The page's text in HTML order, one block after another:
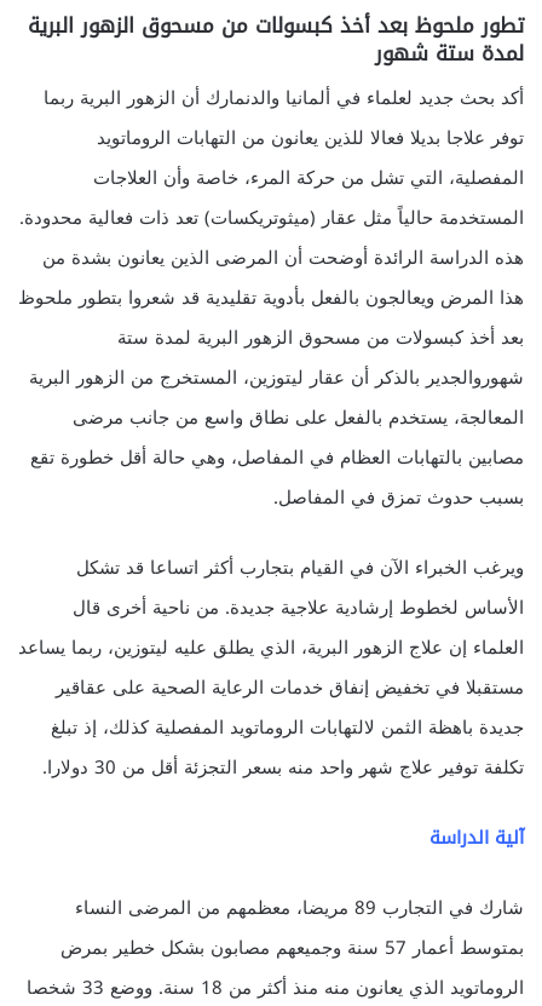
تطور ملحوظ بعد أخذ كبسولات من مسحوق الزهور البرية
لمدة ستة شهور
أكد بحث جديد لعلماء في ألمانيا والدنمارك أن الزهور البرية ربما
توفر علاجا بديلا فعالا للذين يعانون من التهابات الروماتويد
المفصلية، التي تشل من حركة المرء، خاصة وأن العلاجات
المستخدمة حالياً مثل عقار (ميثوتريكسات) تعد ذات فعالية محدودة.
هذه الدراسة الرائدة أوضحت أن المرضى الذين يعانون بشدة من
هذا المرض ويعالجون بالفعل بأدوية تقليدية قد شعروا بتطور ملحوظ
بعد أخذ كبسولات من مسحوق الزهور البرية لمدة ستة
شهوروالجدير بالذكر أن عقار ليتوزين، المستخرج من الزهور البرية
المعالجة، يستخدم بالفعل على نطاق واسع من جانب مرضى
مصابين بالتهابات العظام في المفاصل، وهي حالة أقل خطورة تقع
بسبب حدوث تمزق في المفاصل.
ويرغب الخبراء الآن في القيام بتجارب أكثر اتساعا قد تشكل
الأساس لخطوط إرشادية علاجية جديدة. من ناحية أخرى قال
العلماء إن علاج الزهور البرية، الذي يطلق عليه ليتوزين، ربما يساعد
مستقبلا في تخفيض إنفاق خدمات الرعاية الصحية على عقاقير
جديدة باهظة الثمن لالتهابات الروماتويد المفصلية كذلك، إذ تبلغ
تكلفة توفير علاج شهر واحد منه بسعر التجزئة أقل من 30 دولارا.
آلية الدراسة
شارك في التجارب 89 مريضا، معظمهم من المرضى النساء
بمتوسط أعمار 57 سنة وجميعهم مصابون بشكل خطير بمرض
الروماتويد الذي يعانون منه منذ أكثر من 18 سنة. ووضع 33 شخصا